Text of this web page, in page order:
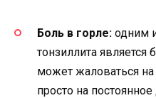
Боль в горле: одним
тонзиллита является
может жаловаться на
просто на